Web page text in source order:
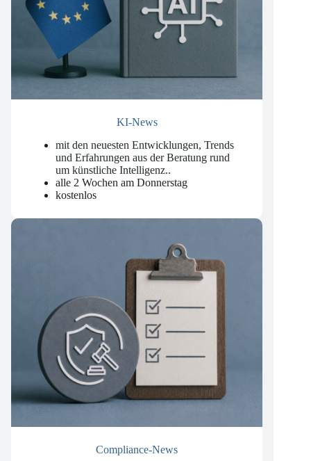
mit den neuesten Entwicklungen, Trends
und Erfahrungen aus der Beratung rund
um künstliche Intelligenz..
alle 2 Wochen am Donnerstag